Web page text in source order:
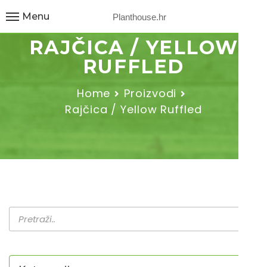
Planthouse.hr
Menu
RAJČICA / YELLOW
RUFFLED
Home
Proizvodi
Rajčica / Yellow Ruffled